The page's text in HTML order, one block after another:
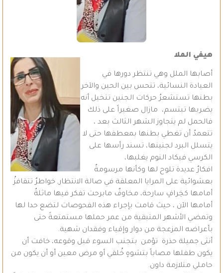
هيفي الملا
أصابها الملل وهي تنتظر دورها في
العيادة النسائية، تتحس بين الحين والآخر
بطنها تستشعرُ حركات الجنين تتخيل أنه
يضربها تبتسم، مازال صغيراً على ذلك
فالحمل لم يتجاوز الشهر الثالث بعد ،
تتعمدُ أن تغطي بطنها بمعطفها حتى لا
يتسلل البرد لجنينها، تسند رأسها على
الكرسي فيكاد النوم يغلبها،
افكارٌ عديدة تلوح لها وكأنها مرسومةٌ
بعشوائية على المرايا المعلقة في صالة الانتظار, خواطرٌ تتقافزُ
أمامها كخِرافٍ سارحة، مخاوفٌ مابرحت تفكر فيها ماثلةٌ
أمامها الآن ، حيث قامت بإجراء هذه الفحوصات لتضع حدا لها
وتمضي الأشهر المتبقية من عمر حملها مستمتعةً حتى
بأعراضه المزعجة من دوار وإقياء وفقدان شهية.
أنثى جميلة حذرة تؤمن بتجنب السوء قبل وقوعه، خافت أن
يكون طفلها مصاباً بتشوهٍ خُلقي أو مرض معين أو أن يكون من
حاملي متلازمة داون.